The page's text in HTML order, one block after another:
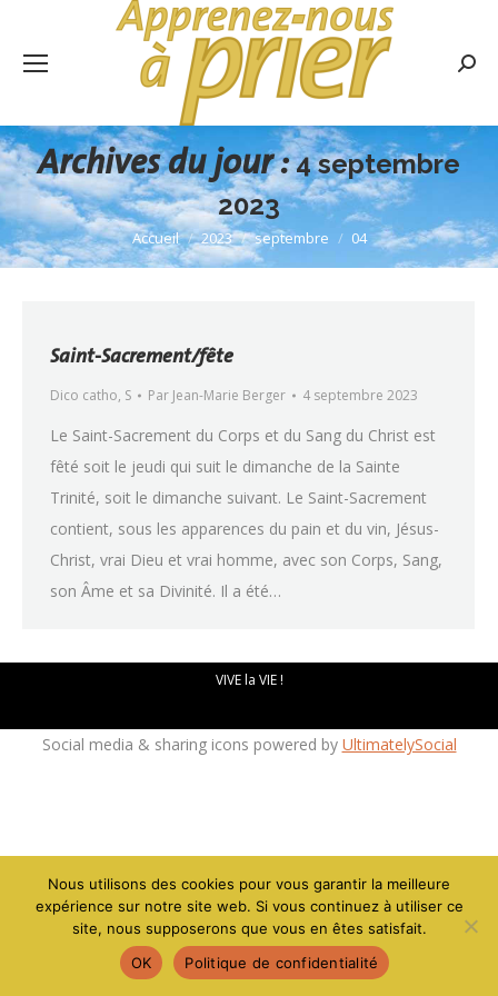
Archives du jour :4 septembre
2023
Vous êtes ici :
Accueil 2023 septembre 04
Saint-Sacrement/fête
Dico catho, S Par Jean-Marie Berger 4 septembre 2023
Le Saint-Sacrement du Corps et du Sang du Christ est
fêté soit le jeudi qui suit le dimanche de la Sainte
Trinité, soit le dimanche suivant. Le Saint-Sacrement
contient, sous les apparences du pain et du vin, Jésus-
Christ, vrai Dieu et vrai homme, avec son Corps, Sang,
son Âme et sa Divinité. Il a été…
VIVE la VIE !
Social media & sharing icons powered by UltimatelySocial
Nous utilisons des cookies pour vous garantir la meilleure
expérience sur notre site web. Si vous continuez à utiliser ce
site, nous supposerons que vous en êtes satisfait.
OK
Politique de confidentialité